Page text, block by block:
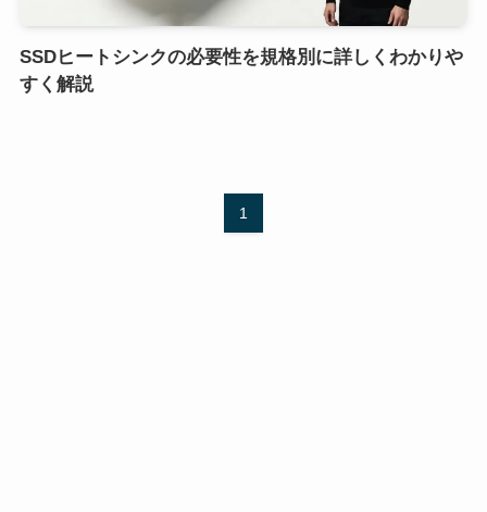
SSDヒートシンクの必要性を規格別に詳しくわかりや
すく解説
1